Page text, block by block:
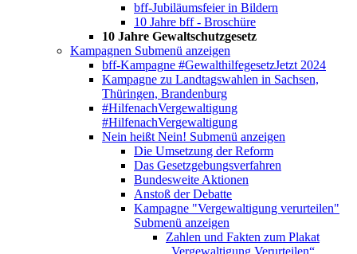
bff-Jubiläumsfeier in Bildern
10 Jahre bff - Broschüre
10 Jahre Gewaltschutzgesetz
Kampagnen Submenü anzeigen
bff-Kampagne #GewalthilfegesetzJetzt 2024
Kampagne zu Landtagswahlen in Sachsen,
Thüringen, Brandenburg
#HilfenachVergewaltigung
#HilfenachVergewaltigung
Nein heißt Nein! Submenü anzeigen
Die Umsetzung der Reform
Das Gesetzgebungsverfahren
Bundesweite Aktionen
Anstoß der Debatte
Kampagne "Vergewaltigung verurteilen"
Submenü anzeigen
Zahlen und Fakten zum Plakat
„Vergewaltigung Verurteilen“